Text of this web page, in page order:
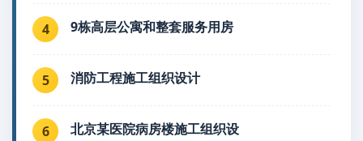
4 9栋高层公寓和整套服务用房
5 消防工程施工组织设计
6 北京某医院病房楼施工组织设